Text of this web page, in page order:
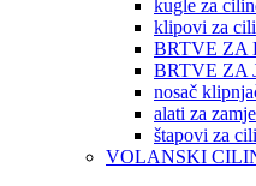
kugle za
klipovi za
BRTVE ZA
BRTVE ZA
nosač
alati za
štapovi za
VOLANSKI